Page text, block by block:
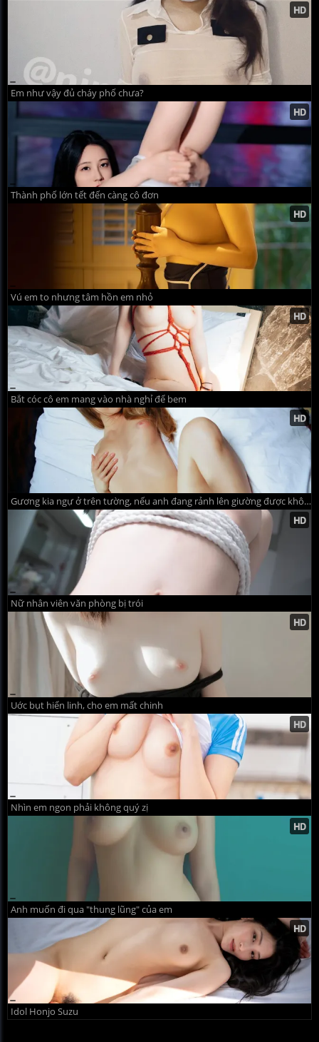
Em như vậy đủ cháy phố chưa?
Thành phố lớn tết đến càng cô đơn
Vú em to nhưng tâm hồn em nhỏ
Bắt cóc cô em mang vào nhà nghỉ để bem
Gương kia ngự ở trên tường, nếu anh đang rảnh lên giường được không
Nữ nhân viên văn phòng bị trói
Uớc bụt hiển linh, cho em mất chinh
Nhìn em ngon phải không quý zị
Anh muốn đi qua "thung lũng" của em
Idol Honjo Suzu